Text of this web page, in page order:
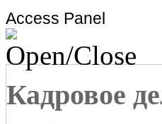
Access Panel
Кадровое